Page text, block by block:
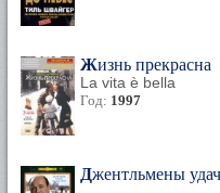
Жизнь прекрасна
La vita è bella
Год: 1997
Джентльмены